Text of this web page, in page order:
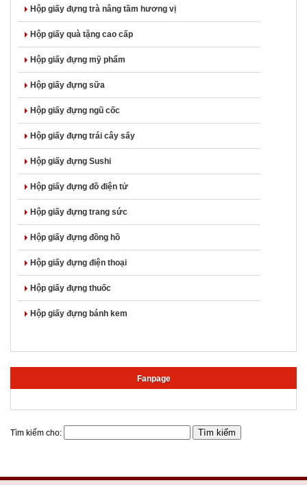
Hộp giấy đựng trà nâng tầm hương vị
Hộp giấy quà tặng cao cấp
Hộp giấy đựng mỹ phẩm
Hộp giấy đựng sữa
Hộp giấy đựng ngũ cốc
Hộp giấy đựng trái cây sấy
Hộp giấy đựng Sushi
Hộp giấy đựng đồ điện tử
Hộp giấy đựng trang sức
Hộp giấy đựng đồng hồ
Hộp giấy đựng điện thoại
Hộp giấy đựng thuốc
Hộp giấy đựng bánh kem
Fanpage
Tìm kiếm cho: